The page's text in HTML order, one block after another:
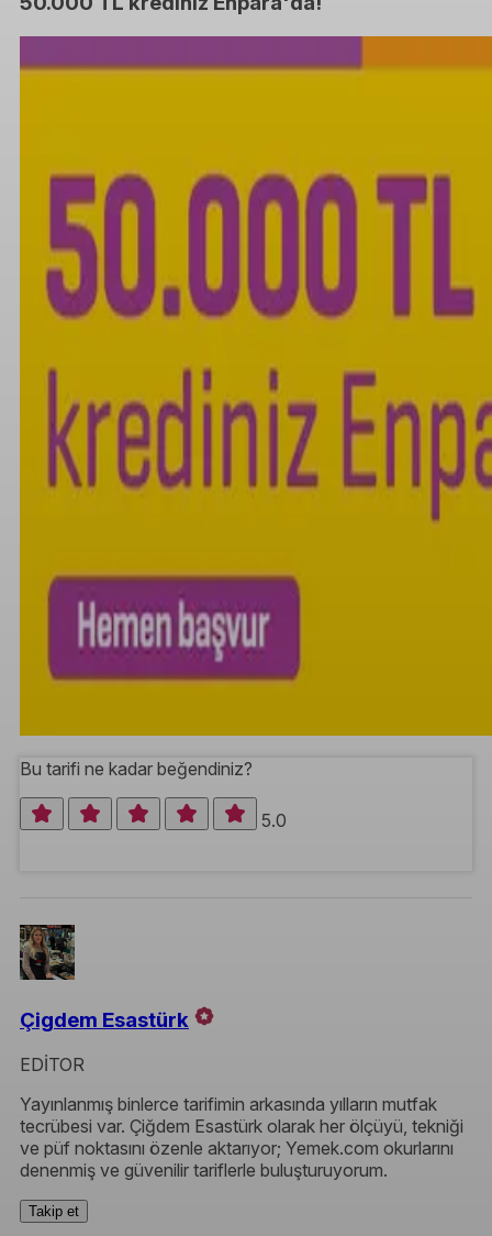
Bu tarifi ne kadar beğendiniz?
5.0
Çigdem Esastürk
EDİTOR
Yayınlanmış binlerce tarifimin arkasında yılların mutfak
tecrübesi var. Çiğdem Esastürk olarak her ölçüyü, tekniği
ve püf noktasını özenle aktarıyor; Yemek.com okurlarını
denenmiş ve güvenilir tariflerle buluşturuyorum.
Takip et